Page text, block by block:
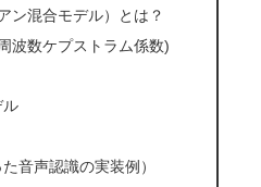
ン混合モデル）とは？
波数ケプストラム係数)
ル
音声認識の実装例）